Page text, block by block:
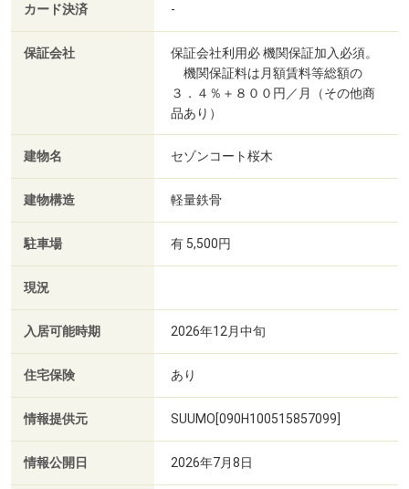
カード決済 -
保証会社
保証会社利用必 機関保証加入必須。
機関保証料は月額賃料等総額の
３．４％＋８００円／月（その他商
品あり）
建物名 セゾンコート桜木
建物構造 軽量鉄骨
駐車場 有 5,500円
現況
入居可能時期 2026年12月中旬
住宅保険 あり
情報提供元 SUUMO[090H100515857099]
情報公開日 2026年7月8日